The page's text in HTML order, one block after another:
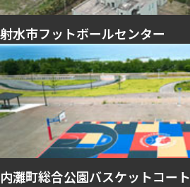
射水市フットボールセンター
内灘町総合公園バスケットコート